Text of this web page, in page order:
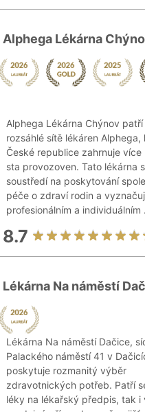
Alphega Lékárna
Alphega Lékárna Chýnov
rozsáhlé sítě lékáren Alphega,
České republice zahrnuje více
sta provozoven. Tato lékárna
soustředí na poskytování
péče o zdraví rodin a
profesionálním a individuálním
8.7
Lékárna Na náměstí
Lékárna Na náměstí Dačice,
Palackého náměstí 41 v
poskytuje rozmanitý výběr
zdravotnických potřeb. Patří
léky na lékařský předpis, tak i